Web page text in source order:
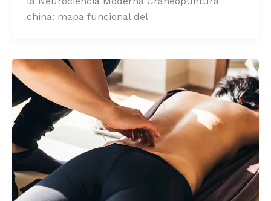
china: mapa funcional del